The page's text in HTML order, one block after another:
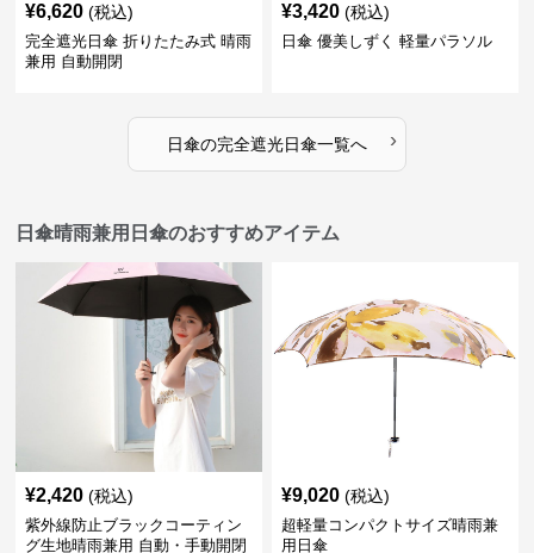
¥6,620 (税込)
完全遮光日傘 折りたたみ式 晴雨
兼用 自動開閉
¥3,420 (税込)
日傘 優美しずく 軽量パラソル
日傘の完全遮光日傘一覧へ ›
日傘晴雨兼用日傘のおすすめアイテム
¥2,420 (税込)
紫外線防止ブラックコーティン
グ生地晴雨兼用 自動・手動開閉
¥9,020 (税込)
超軽量コンパクトサイズ晴雨兼
用日傘